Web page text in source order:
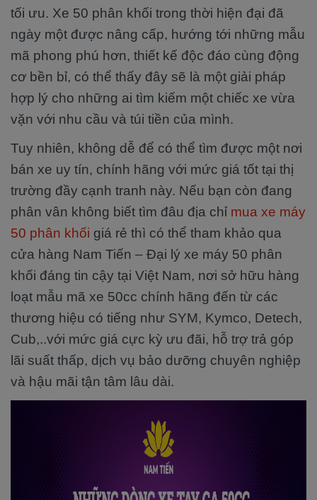
tối ưu. Xe 50 phân khối trong thời hiện đại đã
ngày một được nâng cấp, hướng tới những mẫu
mã phong phú hơn, thiết kế độc đáo cùng động
cơ bền bỉ, có thể thấy đây sẽ là một giải pháp
hợp lý cho những ai tìm kiếm một chiếc xe vừa
vặn với nhu cầu và túi tiền của mình.
Tuy nhiên, không dễ để có thể tìm được một nơi
bán xe uy tín, chính hãng với mức giá tốt tại thị
trường đầy cạnh tranh này. Nếu bạn còn đang
phân vân không biết tìm đâu địa chỉ mua xe máy
50 phân khối giá rẻ thì có thể tham khảo qua
cửa hàng Nam Tiến – Đại lý xe máy 50 phân
khối đáng tin cậy tại Việt Nam, nơi sở hữu hàng
loạt mẫu mã xe 50cc chính hãng đến từ các
thương hiệu có tiếng như SYM, Kymco, Detech,
Cub,..với mức giá cực kỳ ưu đãi, hỗ trợ trả góp
lãi suất thấp, dịch vụ bảo dưỡng chuyên nghiệp
và hậu mãi tận tâm lâu dài.